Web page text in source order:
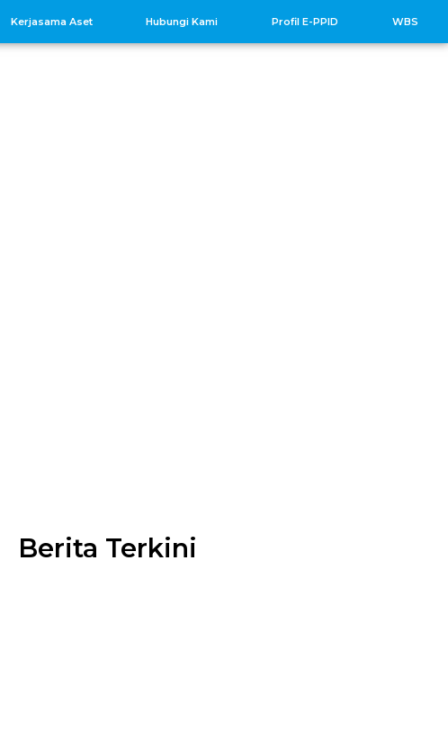
Kerjasama Aset Hubungi Kami Profil E-PPID WBS
Berita Terkini